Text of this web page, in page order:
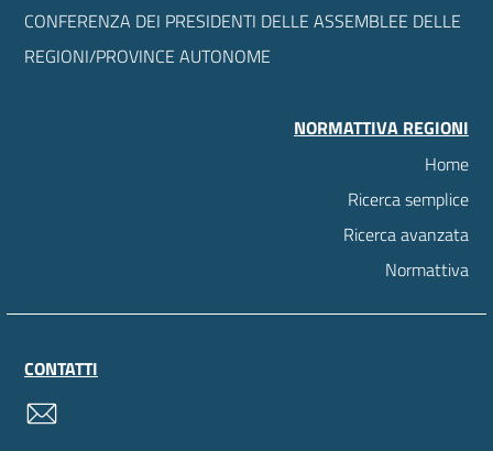
CONFERENZA DEI PRESIDENTI DELLE ASSEMBLEE DELLE
REGIONI/PROVINCE AUTONOME
NORMATTIVA REGIONI
Home
Ricerca semplice
Ricerca avanzata
Normattiva
CONTATTI